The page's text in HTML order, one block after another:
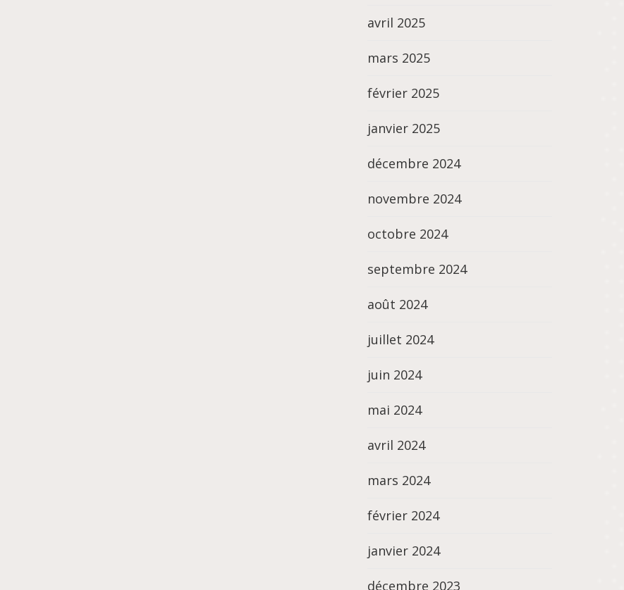
avril 2025
mars 2025
février 2025
janvier 2025
décembre 2024
novembre 2024
octobre 2024
septembre 2024
août 2024
juillet 2024
juin 2024
mai 2024
avril 2024
mars 2024
février 2024
janvier 2024
décembre 2023